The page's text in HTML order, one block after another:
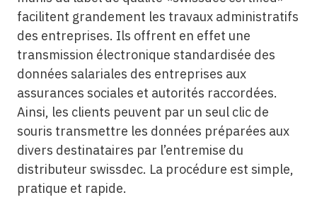
facilitent grandement les travaux administratifs
des entreprises. Ils offrent en effet une
transmission électronique standardisée des
données salariales des entreprises aux
assurances sociales et autorités raccordées.
Ainsi, les clients peuvent par un seul clic de
souris transmettre les données préparées aux
divers destinataires par l’entremise du
distributeur swissdec. La procédure est simple,
pratique et rapide.